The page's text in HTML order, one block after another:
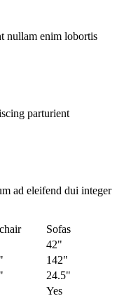
nullam enim lobortis
parturient
ad eleifend dui integer
Sofas
42"
142"
24.5"
Yes